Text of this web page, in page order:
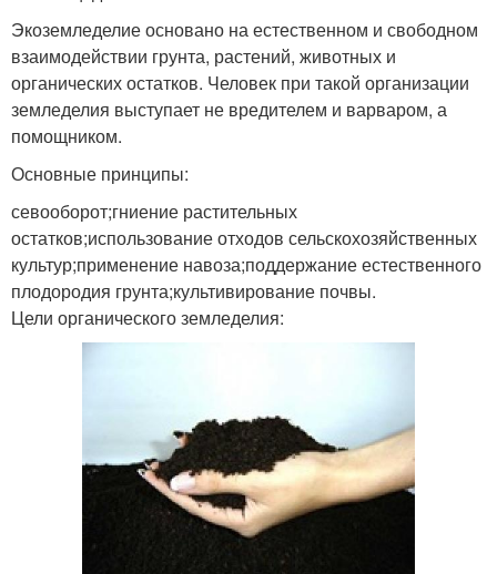
Экоземледелие основано на естественном и свободном
взаимодействии грунта, растений, животных и
органических остатков. Человек при такой организации
земледелия выступает не вредителем и варваром, а
помощником.
Основные принципы:
севооборот;гниение растительных
остатков;использование отходов сельскохозяйственных
культур;применение навоза;поддержание естественного
плодородия грунта;культивирование почвы.
Цели органического земледелия: